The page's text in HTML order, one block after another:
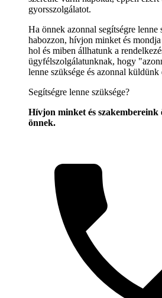
gyorsszolgálatot.
Ha önnek azonnal segítségre lenne
habozzon, hívjon minket és
hol és miben állhatunk a
ügyfélszolgálatunknak, hogy
lenne szüksége és azonnal küldünk
Segítségre lenne szüksége?
Hívjon minket és szakembereink
önnek.